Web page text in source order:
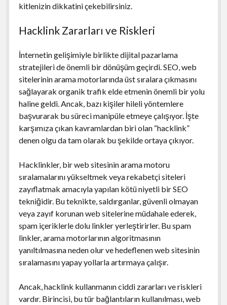
kitlenizin dikkatini çekebilirsiniz.
Hacklink Zararları ve Riskleri
İnternetin gelişimiyle birlikte dijital pazarlama
stratejileri de önemli bir dönüşüm geçirdi. SEO, web
sitelerinin arama motorlarında üst sıralara çıkmasını
sağlayarak organik trafik elde etmenin önemli bir yolu
haline geldi. Ancak, bazı kişiler hileli yöntemlere
başvurarak bu süreci manipüle etmeye çalışıyor. İşte
karşımıza çıkan kavramlardan biri olan “hacklink”
denen olgu da tam olarak bu şekilde ortaya çıkıyor.
Hacklinkler, bir web sitesinin arama motoru
sıralamalarını yükseltmek veya rekabetçi siteleri
zayıflatmak amacıyla yapılan kötü niyetli bir SEO
tekniğidir. Bu teknikte, saldırganlar, güvenli olmayan
veya zayıf korunan web sitelerine müdahale ederek,
spam içeriklerle dolu linkler yerleştirirler. Bu spam
linkler, arama motorlarının algoritmasının
yanıltılmasına neden olur ve hedeflenen web sitesinin
sıralamasını yapay yollarla artırmaya çalışır.
Ancak, hacklink kullanmanın ciddi zararları ve riskleri
vardır. Birincisi, bu tür bağlantıların kullanılması, web